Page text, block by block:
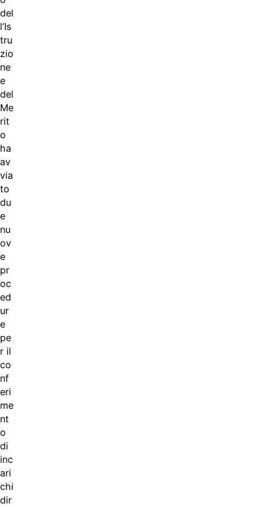
del
l’Is
tru
zio
ne
e
del
Me
rit
o
ha
av
via
to
du
e
nu
ov
e
pr
oc
ed
ur
e
pe
r il
co
nf
eri
me
nt
o
di
inc
ari
chi
dir